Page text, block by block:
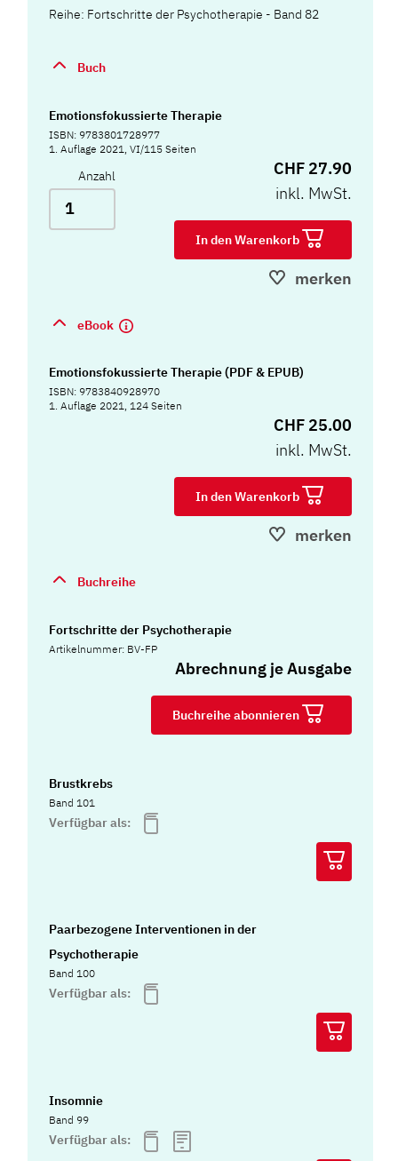
Reihe: Fortschritte der Psychotherapie - Band 82
Buch
Emotionsfokussierte Therapie
ISBN: 9783801728977
1. Auflage 2021, VI/115 Seiten
Anzahl
CHF 27.90
inkl. MwSt.
In den Warenkorb
merken
eBook
Emotionsfokussierte Therapie (PDF & EPUB)
ISBN: 9783840928970
1. Auflage 2021, 124 Seiten
CHF 25.00
inkl. MwSt.
In den Warenkorb
merken
Buchreihe
Fortschritte der Psychotherapie
Artikelnummer: BV-FP
Abrechnung je Ausgabe
Buchreihe abonnieren
Brustkrebs
Band 101
Verfügbar als:
Paarbezogene Interventionen in der
Psychotherapie
Band 100
Verfügbar als:
Insomnie
Band 99
Verfügbar als: